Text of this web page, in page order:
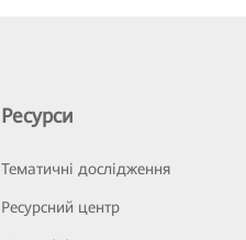
Ресурси
Тематичні дослідження
Ресурсний центр